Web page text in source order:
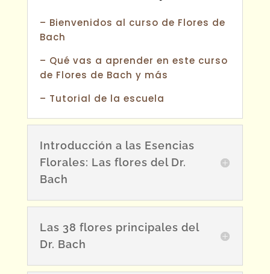
– Bienvenidos al curso de Flores de
Bach
– Qué vas a aprender en este curso
de Flores de Bach y más
– Tutorial de la escuela
Introducción a las Esencias
Florales: Las flores del Dr.
Bach
Las 38 flores principales del
Dr. Bach